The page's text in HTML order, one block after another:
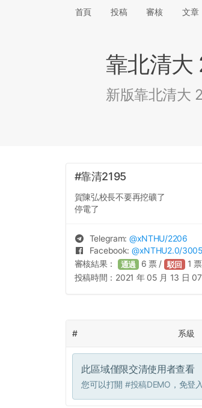
首頁 投稿 審核 文章
靠北清大
新版靠北清大
#靠清2195
賀陳弘校長不要再挖礦了
停電了
Telegram: @xNTHU/2206
Facebook: @xNTHU2.0/
審核結果： 通過 6 票 / 駁回 1 票
投稿時間： 2021 年 05 月 13 日
# 系級
此區域僅限交清使用者查看
您可以打開 #投稿DEMO ，免登